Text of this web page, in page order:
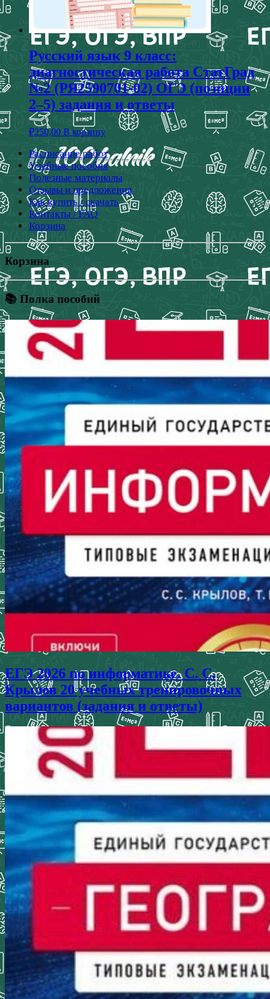
Русский язык 9 класс:
диагностическая работа СтатГрад
№2 (РЯ2590701-02) ОГЭ (позиции
2–5) задания и ответы
₽250,00 В корзину
Расписание работ
Учебные пособия
Полезные материалы
Отзывы и предложения
Как купить / скачать
Контакты / FAQ
Корзина
Корзина
📚 Полка пособий
ЕГЭ 2026 по информатике. С. С.
Крылов 20 учебных тренировочных
вариантов (задания и ответы)